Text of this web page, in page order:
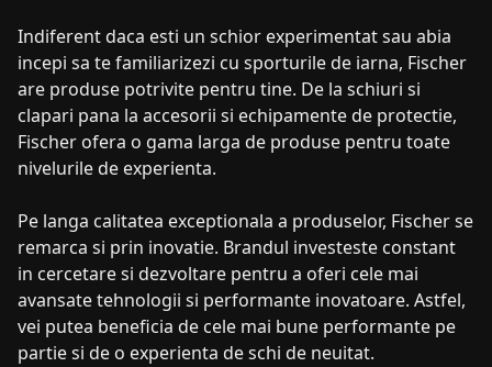
Indiferent daca esti un schior experimentat sau abia
incepi sa te familiarizezi cu sporturile de iarna, Fischer
are produse potrivite pentru tine. De la schiuri si
clapari pana la accesorii si echipamente de protectie,
Fischer ofera o gama larga de produse pentru toate
nivelurile de experienta.
Pe langa calitatea exceptionala a produselor, Fischer se
remarca si prin inovatie. Brandul investeste constant
in cercetare si dezvoltare pentru a oferi cele mai
avansate tehnologii si performante inovatoare. Astfel,
vei putea beneficia de cele mai bune performante pe
partie si de o experienta de schi de neuitat.